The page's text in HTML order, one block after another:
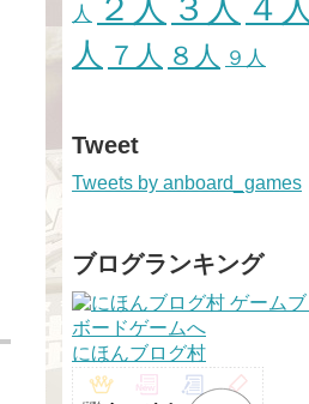
人
２人 ３人 ４人
人 ７人 ８人 ９人
Tweet
Tweets by anboard_games
ブログランキング
にほんブログ村